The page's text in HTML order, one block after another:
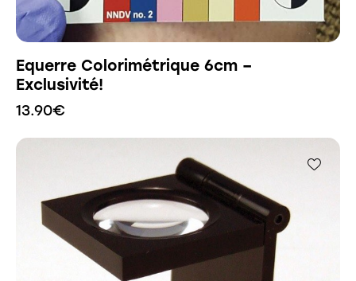
Equerre Colorimétrique 6cm –
Exclusivité!
13.90€